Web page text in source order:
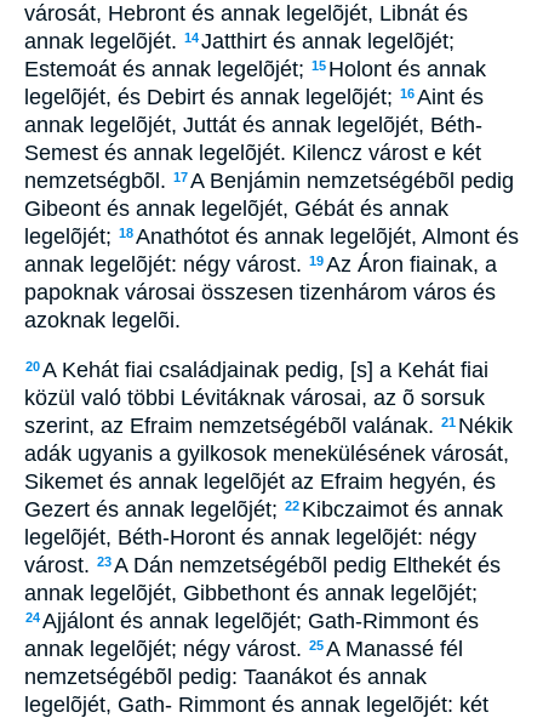
városát, Hebront és annak legelõjét, Libnát és
annak legelõjét. 14Jatthirt és annak legelõjét;
Estemoát és annak legelõjét; 15 Holont és annak
legelõjét, és Debirt és annak legelõjét; 16Aint és
annak legelõjét, Juttát és annak legelõjét, Béth-
Semest és annak legelõjét. Kilencz várost e két
nemzetségbõl. 17A Benjámin nemzetségébõl pedig
Gibeont és annak legelõjét, Gébát és annak
legelõjét; 18Anathótot és annak legelõjét, Almont és
annak legelõjét: négy várost. 19Az Áron fiainak, a
papoknak városai összesen tizenhárom város és
azoknak legelõi.
20A Kehát fiai családjainak pedig, [s] a Kehát fiai
közül való többi Lévitáknak városai, az õ sorsuk
szerint, az Efraim nemzetségébõl valának. 21 Nékik
adák ugyanis a gyilkosok menekülésének városát,
Sikemet és annak legelõjét az Efraim hegyén, és
Gezert és annak legelõjét; 22 Kibczaimot és annak
legelõjét, Béth-Horont és annak legelõjét: négy
várost. 23A Dán nemzetségébõl pedig Elthekét és
annak legelõjét, Gibbethont és annak legelõjét;
24Ajjálont és annak legelõjét; Gath-Rimmont és
annak legelõjét; négy várost. 25A Manassé fél
nemzetségébõl pedig: Taanákot és annak
legelõjét, Gath- Rimmont és annak legelõjét: két